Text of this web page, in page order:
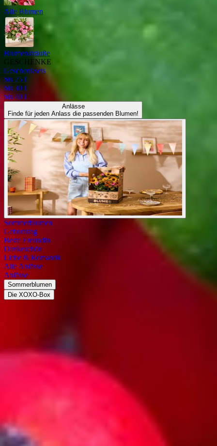
Alle Blumen
Blumensträuße
GESCHENKE
Geschenksets
bis 25 €
bis 30 €
bis 40 €
Anlässe
Finde für jeden Anlass die passenden Blumen!
Sommerblumen
Geburtstag
Beste Freundin
Dankeschön
Liebe & Romantik
Alle Anlässe
Anlässe
Sommerblumen
Die XOXO-Box
Ilex (Stechpalme)
Die Stechpalme, Ilex, gehört zur Familie der Stechpalmengewächse.
Es gibt etwa 400 bis 600 Arten, die hauptsächlich in Asien verbreitet
sind, insbesondere in China. Die meisten davon sind in tropischen
oder subtropischen Regionen heimisch. In Europa kommt nur eine
einzige Art vor, die Europäische Stechpalme (Ilex aquifolium). Sie
erreicht als Strauch eine Höhe von bis zu 5 m, als Baum bis zu 15
m. Die Pflanzen können bis zu 300 Jahre alt werden. Die Ilex bildet
kleine weiße Blüten, ist jedoch bekannter für ihre leuchtenden
Früchte, die je nach Art meist rot, braun oder schwarz sind.